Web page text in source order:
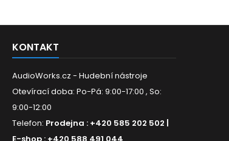
KONTAKT
AudioWorks.cz - Hudební nástroje
Otevírací doba: Po-Pá: 9:00-17:00 , So:
9:00-12:00
Telefon: Prodejna : +420 585 202 502 |